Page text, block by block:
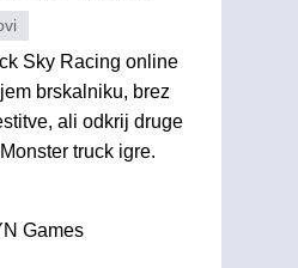
Sky Racing online
brskalniku, brez
ali odkrij druge
truck igre.
Games